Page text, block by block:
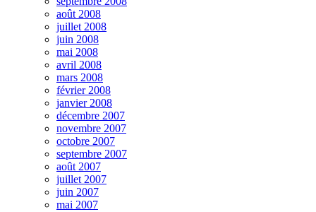
août 2008
juillet 2008
juin 2008
mai 2008
avril 2008
mars 2008
février 2008
janvier 2008
décembre 2007
novembre 2007
octobre 2007
septembre 2007
août 2007
juillet 2007
juin 2007
mai 2007